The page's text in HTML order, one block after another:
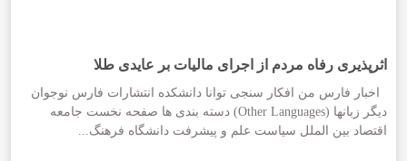
اثرپذیری رفاه مردم از اجرای مالیات بر عایدی طلا
اخبار فارس من افکار سنجی توانا دانشکده انتشارات فارس نوجوان
دیگر زبانها (Other Languages) دسته بندی ها صفحه نخست جامعه
اقتصاد بین الملل سیاست علم و پیشرفت دانشگاه فرهنگ...